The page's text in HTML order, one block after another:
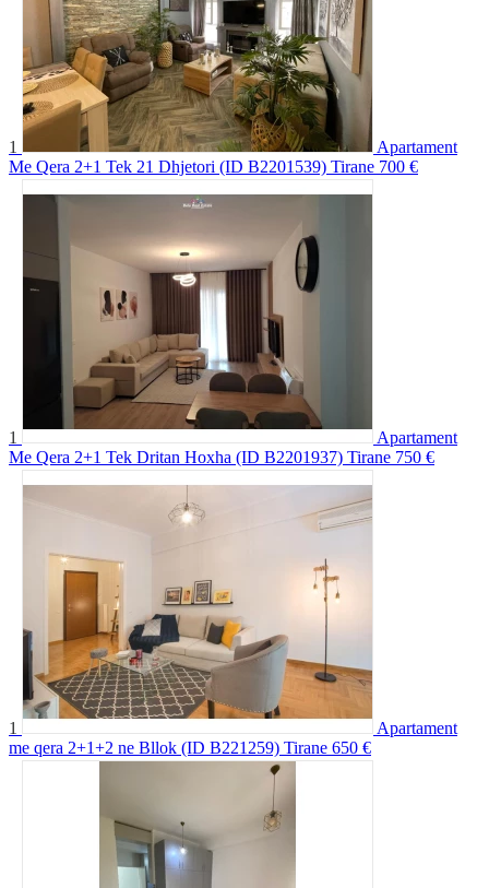
1
Apartament
Me Qera 2+1 Tek 21 Dhjetori (ID B2201539) Tirane 700 €
1
Apartament
Me Qera 2+1 Tek Dritan Hoxha (ID B2201937) Tirane 750 €
1
Apartament
me qera 2+1+2 ne Bllok (ID B221259) Tirane 650 €